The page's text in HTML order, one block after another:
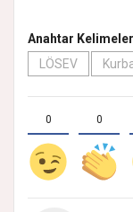
Anahtar
LÖSEV
0 0